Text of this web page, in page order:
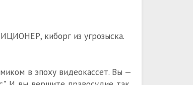
киборг из угрозыска.
в эпоху видеокассет. Вы —